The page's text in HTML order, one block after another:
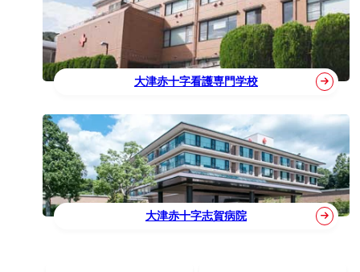
大津赤十字看護専門学校
大津赤十字志賀病院